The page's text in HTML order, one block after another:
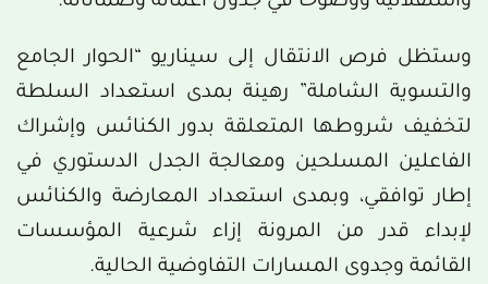
وستظل فرص الانتقال إلى سيناريو “الحوار الجامع
والتسوية الشاملة” رهينة بمدى استعداد السلطة
لتخفيف شروطها المتعلقة بدور الكنائس وإشراك
الفاعلين المسلحين ومعالجة الجدل الدستوري في
إطار توافقي، وبمدى استعداد المعارضة والكنائس
لإبداء قدر من المرونة إزاء شرعية المؤسسات
القائمة وجدوى المسارات التفاوضية الحالية.